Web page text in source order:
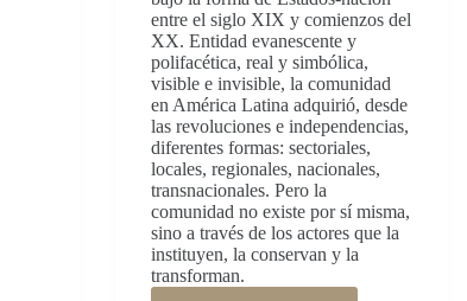
entre el siglo XIX y comienzos del
XX. Entidad evanescente y
polifacética, real y simbólica,
visible e invisible, la comunidad
en América Latina adquirió, desde
las revoluciones e independencias,
diferentes formas: sectoriales,
locales, regionales, nacionales,
transnacionales. Pero la
comunidad no existe por sí misma,
sino a través de los actores que la
instituyen, la conservan y la
transforman.